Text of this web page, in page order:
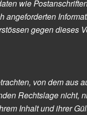
wie
gegen dieses
von dem aus
Rechtslage nicht,
Inhalt und ihrer